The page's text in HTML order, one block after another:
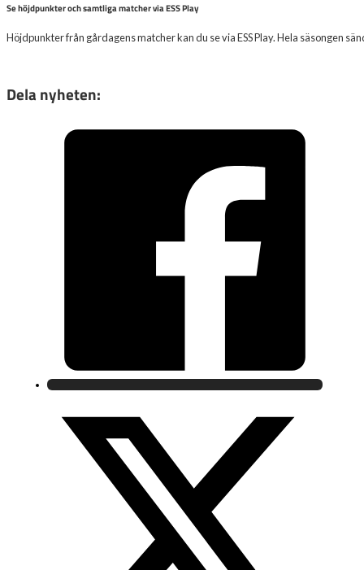
Se höjdpunkter och samtliga matcher via ESS Play
Höjdpunkter från gårdagens matcher kan du se via ESS Play. Hela säsongen
Dela nyheten: